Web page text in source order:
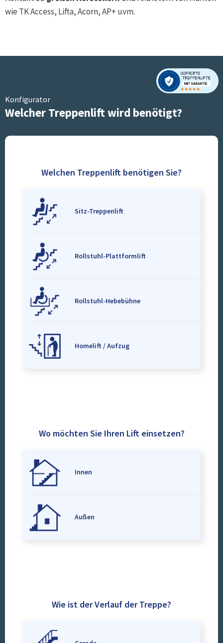
wie TK Access, Lifta, Acorn, AP+ uvm.
Konfigurator
Welcher Treppenlift wird benötigt?
Welchen Treppenlift benötigen Sie?
Sitz-Treppenlift
Rollstuhl-Plattformlift
Rollstuhl-Hebebühne
Homelift / Aufzug
Wo möchten Sie Ihren Lift einsetzen?
Innen
Außen
Wie ist der Verlauf der Treppe?